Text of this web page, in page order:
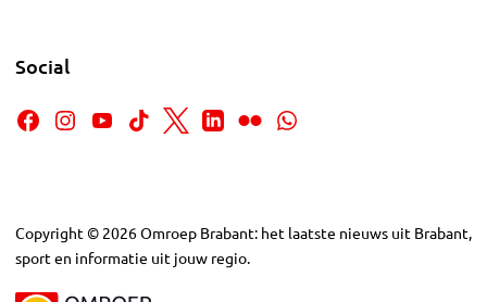
Social
Copyright © 2026Omroep Brabant: het laatste nieuws uit Brabant,
sport en informatie uit jouw regio.